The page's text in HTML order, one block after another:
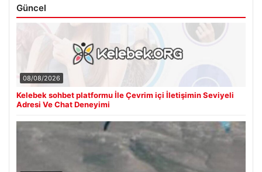
Güncel
08/08/2026
Kelebek sohbet platformu İle Çevrim içi İletişimin Seviyeli
Adresi Ve Chat Deneyimi